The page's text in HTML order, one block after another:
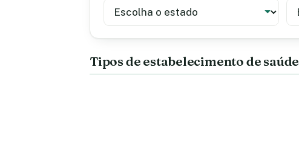
Tipos de estabelecimento de saúde